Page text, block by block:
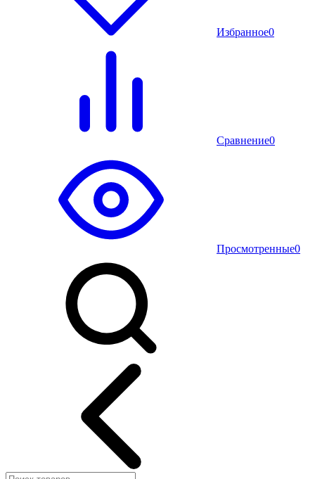
Избранное0
Сравнение0
Просмотренные0